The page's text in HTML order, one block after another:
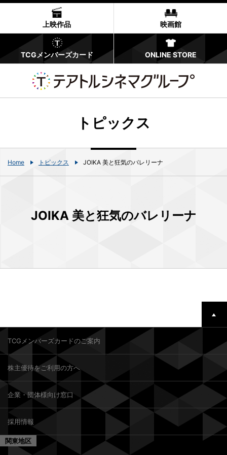
上映作品 映画館
TCGメンバーズカード ONLINE STORE
トピックス
Home トピックス JOIKA 美と狂気のバレリーナ
JOIKA 美と狂気のバレリーナ
TCGメンバーズカードのご案内
株主優待をご利用の方へ
企業・団体様向け窓口
採用情報
関東地区